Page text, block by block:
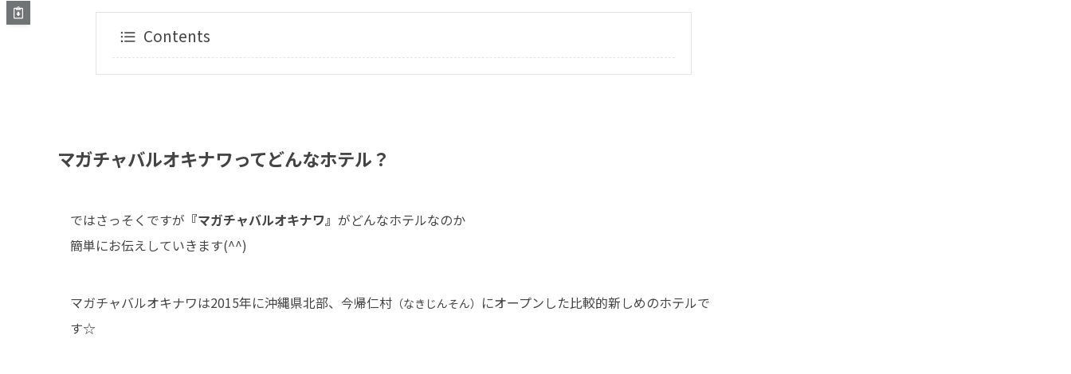
Contents
マガチャバルオキナワってどんなホテル？
ではさっそくですが 『マガチャバルオキナワ』 がどんなホテルなのか
簡単にお伝えしていきます(^^)
マガチャバルオキナワは2015年に沖縄県北部、今帰仁村 （なきじんそん） にオープンした比較的新しめのホテルで
す☆